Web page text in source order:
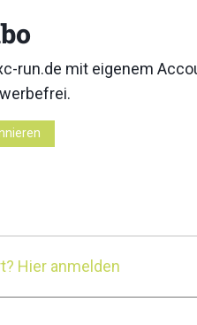
2025: Jim Walmsley und
Schide dominieren den Long
run.de mit eigenem
Hier anmelden